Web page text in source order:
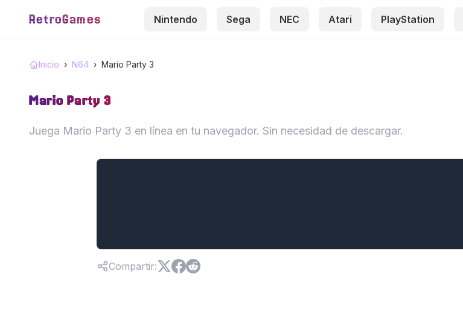
RetroGames Nintendo Sega NEC Atari PlayStation
Inicio › N64 › Mario Party 3
Mario Party 3
Juega Mario Party 3 en línea en tu navegador. Sin necesidad de descargar.
Compartir: